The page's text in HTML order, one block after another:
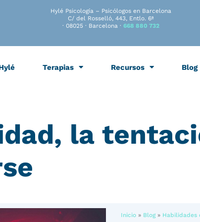
Hylé Psicología – Psicólogos en Barcelona
C/ del Rosselló, 443, Entlo. 6ª
· 08025 · Barcelona · 668 880 732
Terapias Recursos Blog
la
Inicio » Blog» Habilidades